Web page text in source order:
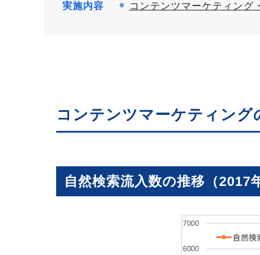
実施内容 コンテンツマーケティング
コンテンツマーケティング
自然検索流入数の推移（2017